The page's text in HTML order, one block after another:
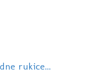
rukice...